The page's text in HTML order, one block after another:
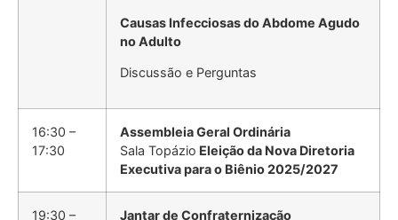
Causas Infecciosas do Abdome Agudo
no Adulto
Discussão e Perguntas
16:30 –
17:30
Assembleia Geral Ordinária
Sala Topázio Eleição da Nova Diretoria
Executiva para o Biênio 2025/2027
19:30 –
Jantar de Confraternização